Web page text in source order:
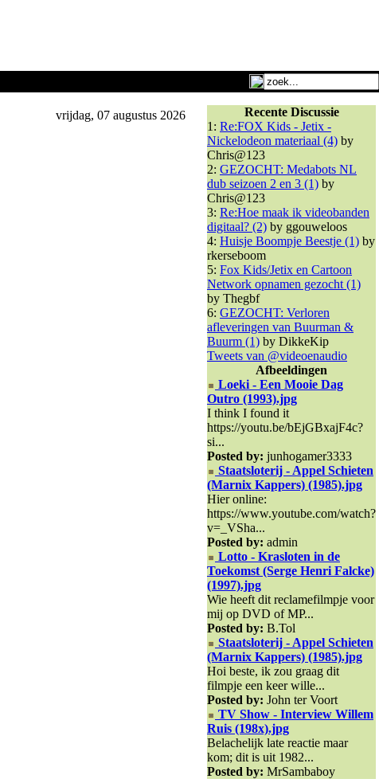
vrijdag, 07 augustus 2026
Recente Discussie
1: Re:FOX Kids - Jetix -
Nickelodeon materiaal (4) by
Chris@123
2: GEZOCHT: Medabots NL
dub seizoen 2 en 3 (1) by
Chris@123
3: Re:Hoe maak ik videobanden
digitaal? (2) by ggouweloos
4: Huisje Boompje Beestje (1) by
rkerseboom
5: Fox Kids/Jetix en Cartoon
Network opnamen gezocht (1)
by Thegbf
6: GEZOCHT: Verloren
afleveringen van Buurman &
Buurm (1) by DikkeKip
Tweets van @videoenaudio
Afbeeldingen
Loeki - Een Mooie Dag
Outro (1993).jpg
I think I found it
https://youtu.be/bEjGBxajF4c?
si...
Posted by: junhogamer3333
Staatsloterij - Appel Schieten
(Marnix Kappers) (1985).jpg
Hier online:
https://www.youtube.com/watch?
v=_VSha...
Posted by: admin
Lotto - Krasloten in de
Toekomst (Serge Henri Falcke)
(1997).jpg
Wie heeft dit reclamefilmpje voor
mij op DVD of MP...
Posted by: B.Tol
Staatsloterij - Appel Schieten
(Marnix Kappers) (1985).jpg
Hoi beste, ik zou graag dit
filmpje een keer wille...
Posted by: John ter Voort
TV Show - Interview Willem
Ruis (198x).jpg
Belachelijk late reactie maar
kom; dit is uit 1982...
Posted by: MrSambaboy